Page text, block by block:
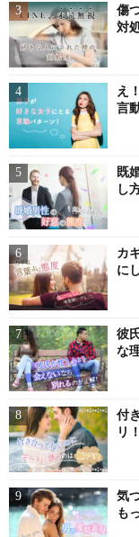
傷
対
え
言
既
し
カ
に
彼
な
付
リ
気
も